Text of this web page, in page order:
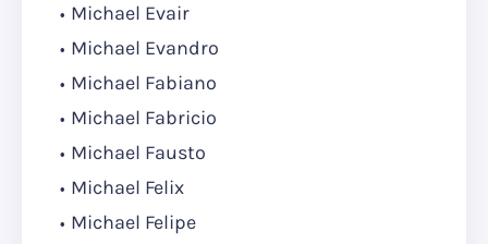
Michael Evair
Michael Evandro
Michael Fabiano
Michael Fabricio
Michael Fausto
Michael Felix
Michael Felipe